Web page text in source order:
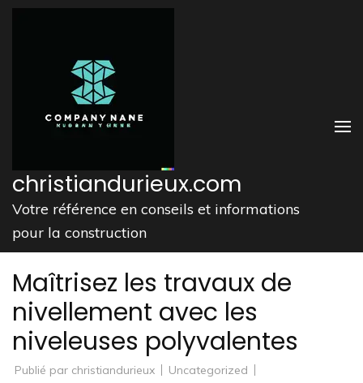
Aller
christiandurieux.com
Votre référence en conseils et informations
pour la construction
Maîtrisez les travaux de
nivellement avec les
niveleuses polyvalentes
Publié par christiandurieux
Uncategorized